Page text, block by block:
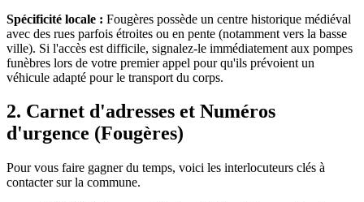
Spécificité locale : Fougères possède un centre historique médiéval
avec des rues parfois étroites ou en pente (notamment vers la basse
ville). Si l'accès est difficile, signalez-le immédiatement aux pompes
funèbres lors de votre premier appel pour qu'ils prévoient un
véhicule adapté pour le transport du corps.
2. Carnet d'adresses et Numéros
d'urgence (Fougères)
Pour vous faire gagner du temps, voici les interlocuteurs clés à
contacter sur la commune.